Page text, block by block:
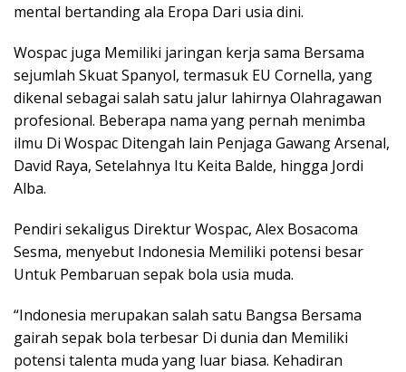
mental bertanding ala Eropa Dari usia dini.
Wospac juga Memiliki jaringan kerja sama Bersama
sejumlah Skuat Spanyol, termasuk EU Cornella, yang
dikenal sebagai salah satu jalur lahirnya Olahragawan
profesional. Beberapa nama yang pernah menimba
ilmu Di Wospac Ditengah lain Penjaga Gawang Arsenal,
David Raya, Setelahnya Itu Keita Balde, hingga Jordi
Alba.
Pendiri sekaligus Direktur Wospac, Alex Bosacoma
Sesma, menyebut Indonesia Memiliki potensi besar
Untuk Pembaruan sepak bola usia muda.
“Indonesia merupakan salah satu Bangsa Bersama
gairah sepak bola terbesar Di dunia dan Memiliki
potensi talenta muda yang luar biasa. Kehadiran